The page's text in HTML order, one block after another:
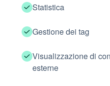
Statistica
Gestione dei tag
Visualizzazione di
esterne